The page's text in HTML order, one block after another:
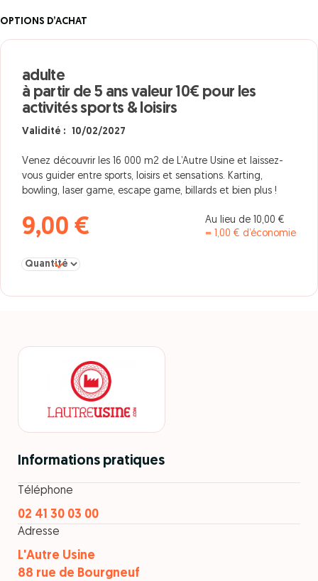
OPTIONS D’ACHAT
adulte
à partir de 5 ans valeur 10€ pour les
activités sports & loisirs
Validité : 10/02/2027
Venez découvrir les 16 000 m2 de L’Autre Usine et laissez-
vous guider entre sports, loisirs et sensations. Karting,
bowling, laser game, escape game, billards et bien plus !
9,00 €
Au lieu de 10,00 €
= 1,00 € d’économie
Sélectionner la quantité pour adulte à partir de 5 ans valeur 10€
Informations pratiques
Téléphone
02 41 30 03 00
Adresse
L'Autre Usine
88 rue de Bourgneuf